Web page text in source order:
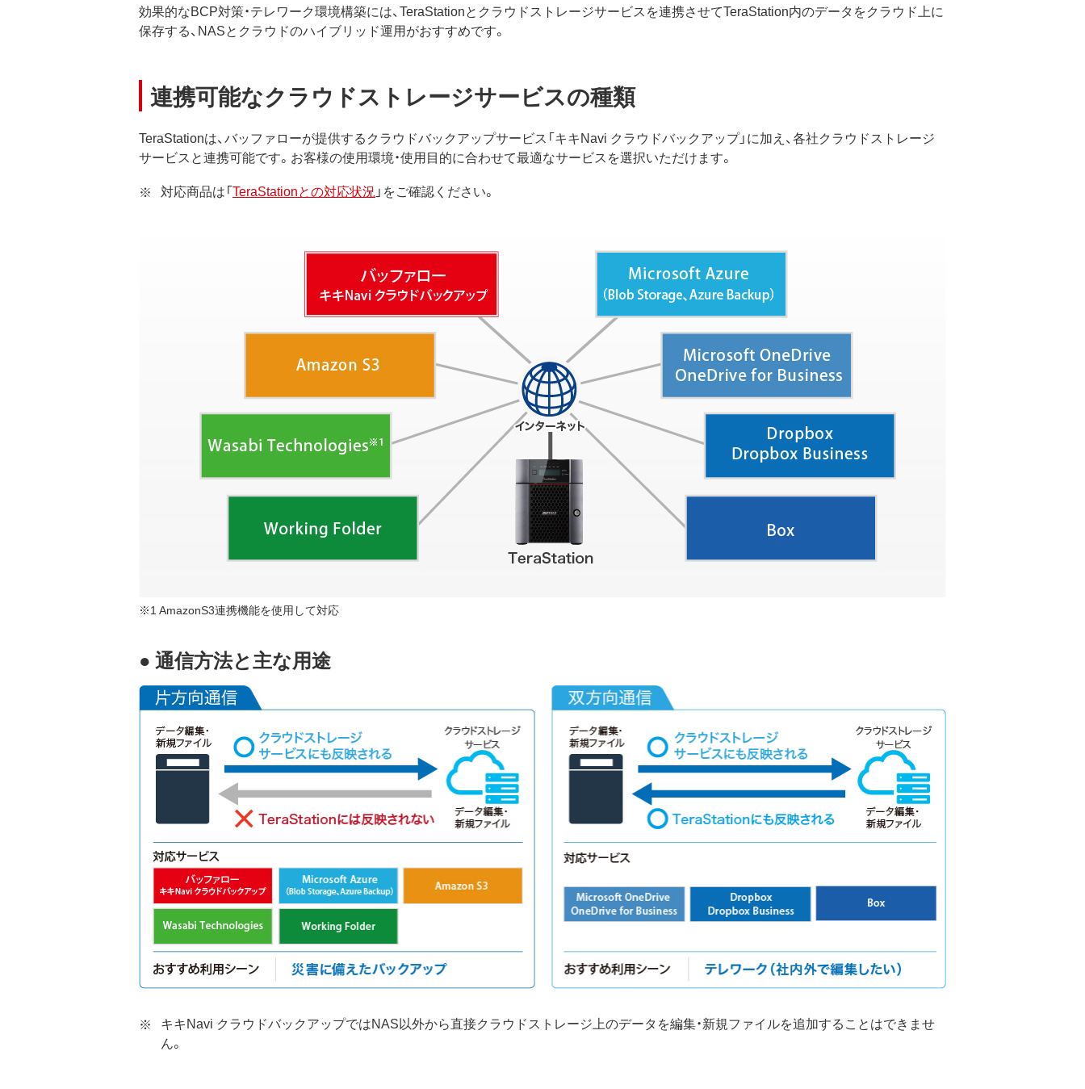
効果的なBCP対策・テレワーク環境構築には、TeraStationとクラウドストレージサービスを連携させてTeraStation内のデータをクラウド上に
保存する、NASとクラウドのハイブリッド運用がおすすめです。
連携可能なクラウドストレージサービスの種類
TeraStationは、バッファローが提供するクラウドバックアップサービス「キキNavi クラウドバックアップ」に加え、各社クラウドストレージ
サービスと連携可能です。お客様の使用環境・使用目的に合わせて最適なサービスを選択いただけます。
対応商品は「TeraStationとの対応状況 」をご確認ください。
※1 AmazonS3連携機能を使用して対応
● 通信方法と主な用途
キキNavi クラウドバックアップではNAS以外から直接クラウドストレージ上のデータを編集・新規ファイルを追加することはできませ
ん。